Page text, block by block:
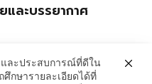
และบรรยากาศ
ละประสบการณ์ที่ดีใน
กษารายละเอียดได้ที่